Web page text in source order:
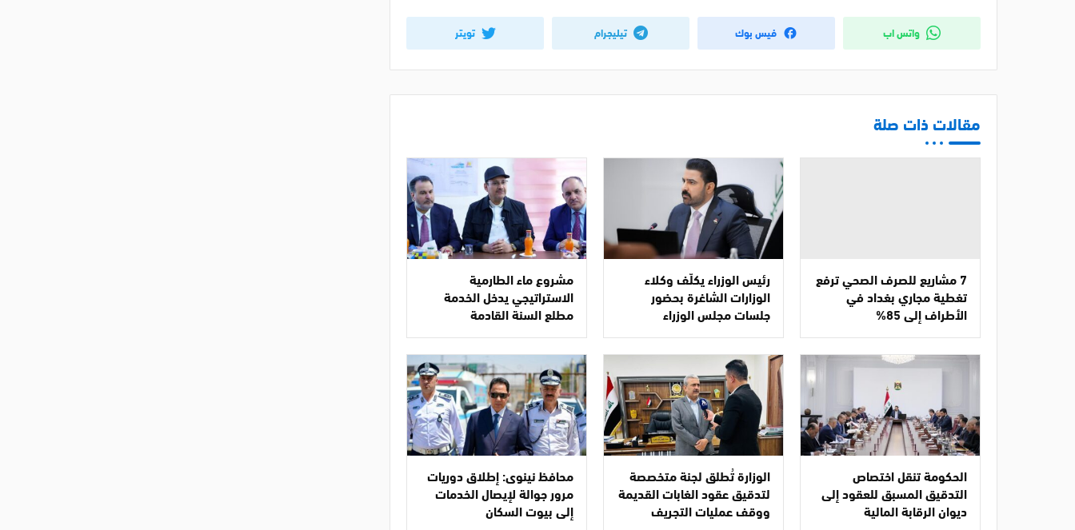
واتس اب فيس بوك تيليجرام تويتر
مقالات ذات صلة
7 مشاريع للصرف الصحي ترفع
تغطية مجاري بغداد في
الأطراف إلى 85%
رئيس الوزراء يكلّف وكلاء
الوزارات الشاغرة بحضور
جلسات مجلس الوزراء
مشروع ماء الطارمية
الاستراتيجي يدخل الخدمة
مطلع السنة القادمة
الحكومة تنقل اختصاص
التدقيق المسبق للعقود إلى
ديوان الرقابة المالية
الوزارة تُطلق لجنة متخصصة
لتدقيق عقود الغابات القديمة
ووقف عمليات التجريف
محافظ نينوى: إطلاق دوريات
مرور جوالة لإيصال الخدمات
إلى بيوت السكان